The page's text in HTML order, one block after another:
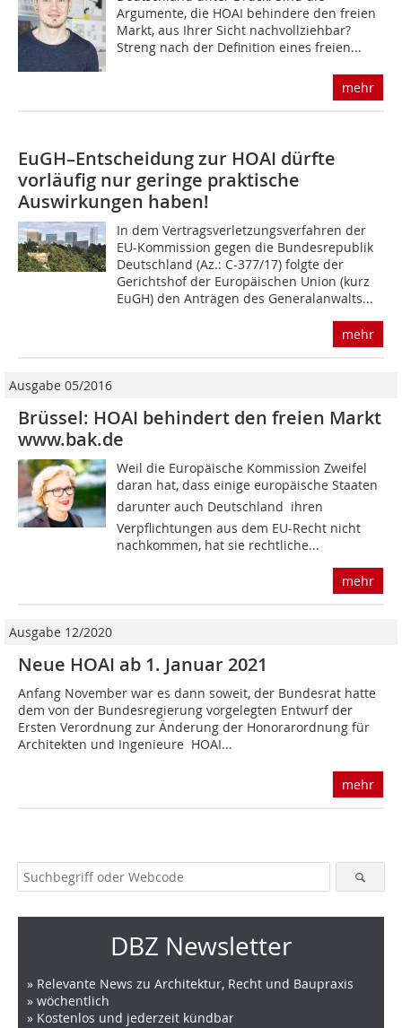
Argumente, die HOAI behindere den freien
Markt, aus Ihrer Sicht nachvollziehbar?
Streng nach der Definition eines freien...
mehr
EuGH–Entscheidung zur HOAI dürfte
vorläufig nur geringe praktische
Auswirkungen haben!
In dem Vertragsverletzungsverfahren der
EU-Kommission gegen die Bundesrepublik
Deutschland (Az.: C-377/17) folgte der
Gerichtshof der Europäischen Union (kurz
EuGH) den Anträgen des Generalanwalts...
mehr
Ausgabe 05/2016
Brüssel: HOAI behindert den freien Markt
www.bak.de
Weil die Europäische Kommission Zweifel
daran hat, dass einige europäische Staaten 
darunter auch Deutschland  ihren
Verpflichtungen aus dem EU-Recht nicht
nachkommen, hat sie rechtliche...
mehr
Ausgabe 12/2020
Neue HOAI ab 1. Januar 2021
Anfang November war es dann soweit, der Bundesrat hatte
dem von der Bundesregierung vorgelegten Entwurf der
Ersten Verordnung zur Änderung der Honorarordnung für
Architekten und Ingenieure  HOAI...
mehr
DBZ Newsletter
» Relevante News zu Architektur, Recht und Baupraxis
» wöchentlich
» Kostenlos und jederzeit kündbar